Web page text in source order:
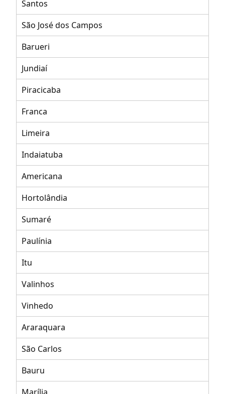
Santos
São José dos Campos
Barueri
Jundiaí
Piracicaba
Franca
Limeira
Indaiatuba
Americana
Hortolândia
Sumaré
Paulínia
Itu
Valinhos
Vinhedo
Araraquara
São Carlos
Bauru
Marília